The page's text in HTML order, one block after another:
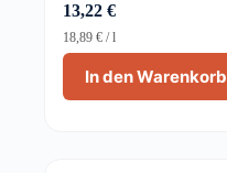
13,22 €
In den Warenkorb
18,89 € /l